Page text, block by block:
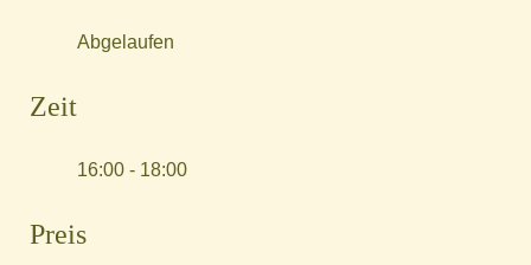
Abgelaufen
Zeit
16:00 - 18:00
Preis